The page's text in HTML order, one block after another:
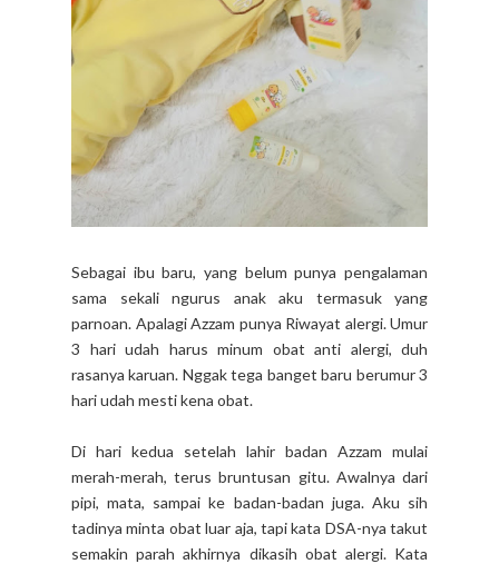
Sebagai ibu baru, yang belum punya pengalaman
sama sekali ngurus anak aku termasuk yang
parnoan. Apalagi Azzam punya Riwayat alergi. Umur
3 hari udah harus minum obat anti alergi, duh
rasanya karuan. Nggak tega banget baru berumur 3
hari udah mesti kena obat.
Di hari kedua setelah lahir badan Azzam mulai
merah-merah, terus bruntusan gitu. Awalnya dari
pipi, mata, sampai ke badan-badan juga. Aku sih
tadinya minta obat luar aja, tapi kata DSA-nya takut
semakin parah akhirnya dikasih obat alergi. Kata